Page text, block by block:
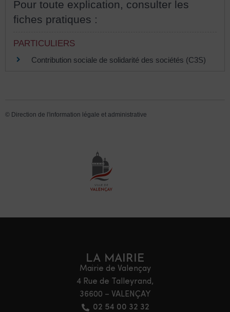
Pour toute explication, consulter les
fiches pratiques :
PARTICULIERS
Contribution sociale de solidarité des sociétés (C3S)
© Direction de l'information légale et administrative
LA MAIRIE
Mairie de Valençay
4 Rue de Talleyrand,
36600 – VALENÇAY
02 54 00 32 32